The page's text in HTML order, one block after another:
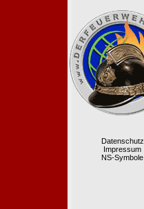
Datenschutz
Impressum
NS-Symbole